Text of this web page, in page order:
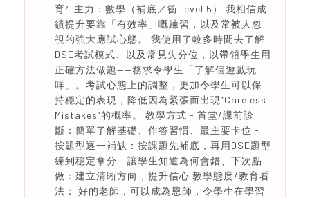
育4 主力：數學（補底／衝Level 5） 我相信成
績提升要靠「有效率」嘅練習，以及常被人忽
視的強大應試心態。 我使用了較多時間去了解
DSE考試模式、以及常見失分位，以帶領學生用
正確方法做題——務求令學生「了解個遊戲玩
咩」。考試心態上的調整，更加令學生可以保
持穩定的表現，降低因為緊張而出現”Careless
Mistakes”的概率。 教學方式 - 首堂/課前診
斷：簡單了解基礎、作答習慣、最主要卡位 -
按題型逐一補缺：按課題先補底，再用DSE題型
練到穩定拿分 - 讓學生知道為何會錯、下次點
做：建立清晰方向，提升信心 教學態度/教育看
法： 好的老師，可以成為恩師，令學生在學習